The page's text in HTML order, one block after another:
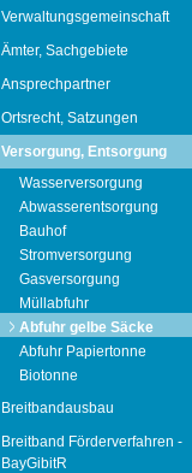
Verwaltungsgemeinschaft
Ämter, Sachgebiete
Ansprechpartner
Ortsrecht, Satzungen
Versorgung, Entsorgung
Wasserversorgung
Abwasserentsorgung
Bauhof
Stromversorgung
Gasversorgung
Müllabfuhr
Abfuhr gelbe Säcke
Abfuhr Papiertonne
Biotonne
Breitbandausbau
Breitband Förderverfahren -
BayGibitR